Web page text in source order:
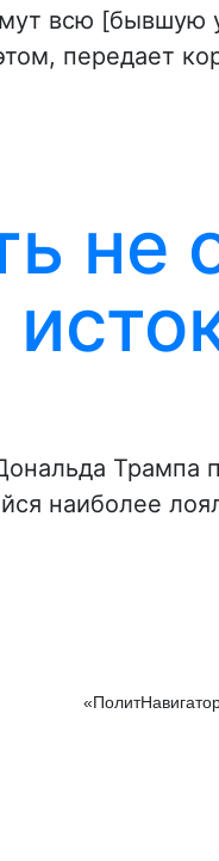
всю [бывшую
передает
не
Трампа
наиболее